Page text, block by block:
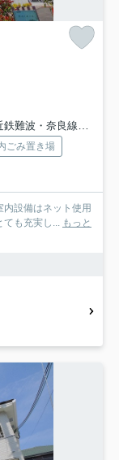
難波・奈良線「生駒」駅 徒歩23分
ごみ置き場
内設備はネット使用
ても充実し... もっと